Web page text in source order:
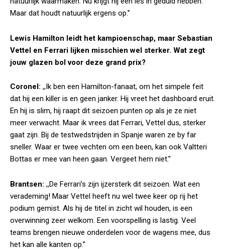
Maar dat houdt natuurlijk ergens op.”
Lewis Hamilton leidt het kampioenschap, maar Sebastian
Vettel en Ferrari lijken misschien wel sterker. Wat zegt
jouw glazen bol voor deze grand prix?
Coronel: ,,Ik ben een Hamilton-fanaat, om het simpele feit
dat hij een killer is en geen janker. Hij vreet het dashboard eruit.
En hij is slim, hij raapt dit seizoen punten op als je ze niet
meer verwacht. Maar ik vrees dat Ferrari, Vettel dus, sterker
gaat zijn. Bij de testwedstrijden in Spanje waren ze by far
sneller. Waar er twee vechten om een been, kan ook Valtteri
Bottas er mee van heen gaan. Vergeet hem niet.”
Brantsen: ,,De Ferrari’s zijn ijzersterk dit seizoen. Wat een
verademing! Maar Vettel heeft nu wel twee keer op rij het
podium gemist. Als hij de titel in zicht wil houden, is een
overwinning zeer welkom. Een voorspelling is lastig. Veel
teams brengen nieuwe onderdelen voor de wagens mee, dus
het kan alle kanten op.”